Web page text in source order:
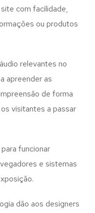
com facilidade,
ou produtos
relevantes no
apreender as
de forma
visitantes a passar
funcionar
e sistemas
dão aos designers